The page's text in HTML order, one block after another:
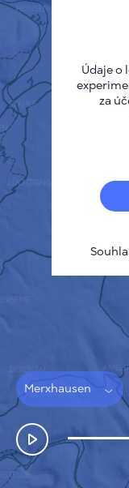
Merxhausen
Údaje o
za